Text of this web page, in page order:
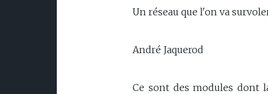
Un réseau que l'on va
André Jaquerod
Ce sont des modules dont